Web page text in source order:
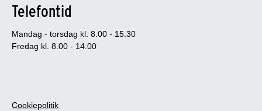
Telefontid
Mandag - torsdag kl. 8.00 - 15.30
Fredag kl. 8.00 - 14.00
Cookiepolitik